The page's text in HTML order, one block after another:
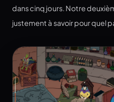
dans cinq jours. Notre
justement à savoir pour quel